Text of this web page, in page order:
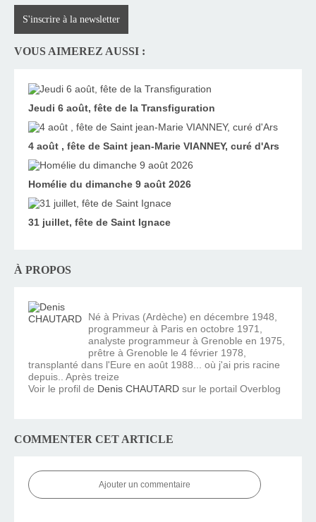
S'inscrire à la newsletter
VOUS AIMEREZ AUSSI :
Jeudi 6 août, fête de la Transfiguration
4 août , fête de Saint jean-Marie VIANNEY, curé d'Ars
Homélie du dimanche 9 août 2026
31 juillet, fête de Saint Ignace
À PROPOS
Né à Privas (Ardèche) en décembre 1948,
programmeur à Paris en octobre 1971,
analyste programmeur à Grenoble en 1975,
prêtre à Grenoble le 4 février 1978,
transplanté dans l'Eure en août 1988... où j'ai pris racine
depuis.. Après treize
Voir le profil de Denis CHAUTARD sur le portail Overblog
COMMENTER CET ARTICLE
Ajouter un commentaire